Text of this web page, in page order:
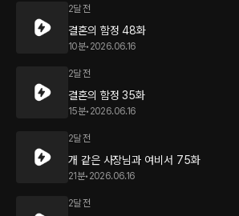
2달 전
결혼의 함정 48화
10분• 2026.06.16
2달 전
결혼의 함정 35화
15분• 2026.06.16
2달 전
개 같은 사장님과 여비서 75화
21분• 2026.06.16
2달 전